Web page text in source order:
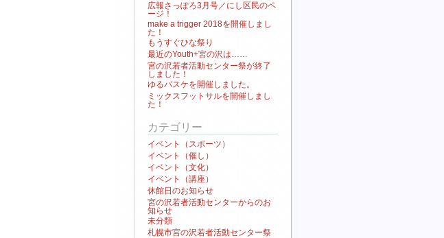
広報さっぽろ3月号／にし区民のペ
ージ！
make a trigger 2018を開催しまし
た！
もうすぐひな祭り
最近のYouth+宮の沢は……
宮の沢若者活動センター祭が終了
しました！
ゆるバスケを開催しました。
ミックスフットサルを開催しまし
た！
カテゴリー
イベント（スポーツ）
イベント（催し）
イベント（文化）
イベント（講座）
休館日のお知らせ
宮の沢若者活動センターからのお
知らせ
未分類
札幌市宮の沢若者活動センター祭